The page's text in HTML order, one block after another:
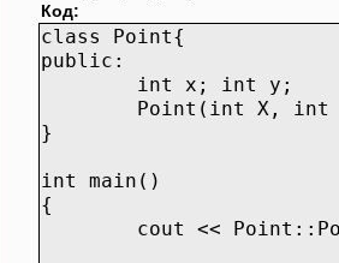
Код:
class Point{
public:
int x; int y;
Point(int X, int
}
int main()
{
cout <<